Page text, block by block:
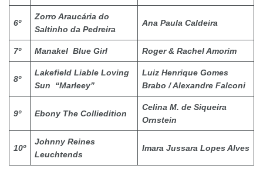
6º
Zorro Araucária do
Saltinho da Pedreira
Ana Paula Caldeira
7º Manakel Blue Girl Roger & Rachel Amorim
8º
Lakefield Liable Loving
Sun “Marleey”
Luiz Henrique Gomes
Brabo / Alexandre Falconi
9º Ebony The Colliedition
Celina M. de Siqueira
Ornstein
10º
Johnny Reines
Leuchtends
Imara Jussara Lopes Alves